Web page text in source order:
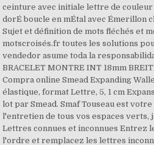
ceinture avec initiale lettre de
dorÉ boucle en mÉtal avec Émerillon
Sujet et définition de mots fléchés et
motscroisés.fr toutes les solutions
vendedor asume toda la
BRACELET MONTRE INT 18mm
Compra online Smead Expanding
élastique, format Lettre, 5, 1 cm
lot par Smead. Smaf Touseau est
l'entretien de tous vos espaces verts,
Lettres connues et inconnues Entrez
l'ordre et remplacez les lettres